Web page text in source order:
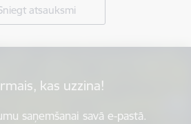
atsauksmi
kas uzzina!
saņemšanai savā e-pastā.